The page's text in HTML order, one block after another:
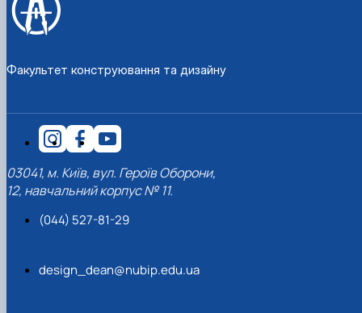
Факультет конструювання та дизайну
03041, м. Київ, вул. Героїв Оборони,
12, навчальний корпус № 11.
(044) 527-81-29
design_dean@nubip.edu.ua